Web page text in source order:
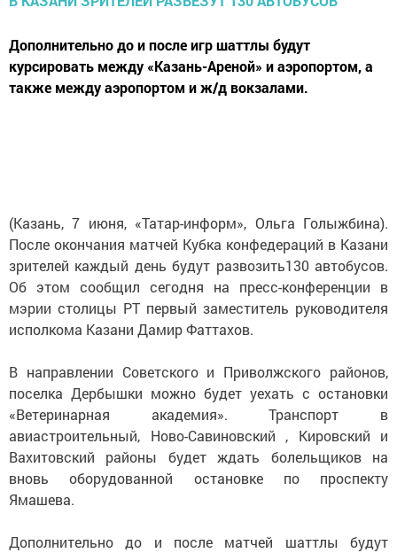
Дополнительно до и после игр шаттлы будут
курсировать между «Казань-Ареной» и аэропортом, а
также между аэропортом и ж/д вокзалами.
(Казань, 7 июня, «Татар-информ», Ольга Голыжбина).
После окончания матчей Кубка конфедераций в Казани
зрителей каждый день будут развозить130 автобусов.
Об этом сообщил сегодня на пресс-конференции в
мэрии столицы РТ первый заместитель руководителя
исполкома Казани Дамир Фаттахов.
В направлении Советского и Приволжского районов,
поселка Дербышки можно будет уехать с остановки
«Ветеринарная академия». Транспорт в
авиастроительный, Ново-Савиновский , Кировский и
Вахитовский районы будет ждать болельщиков на
вновь оборудованной остановке по проспекту
Ямашева.
Дополнительно до и после матчей шаттлы будут